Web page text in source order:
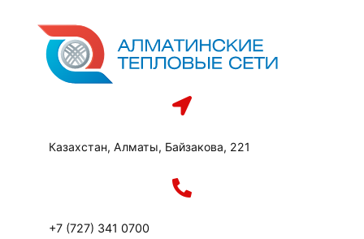
содержимому
Казахстан, Алматы, Байзакова, 221
+7 (727) 341 0700